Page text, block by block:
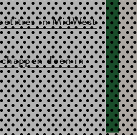
in MidWest
doen in